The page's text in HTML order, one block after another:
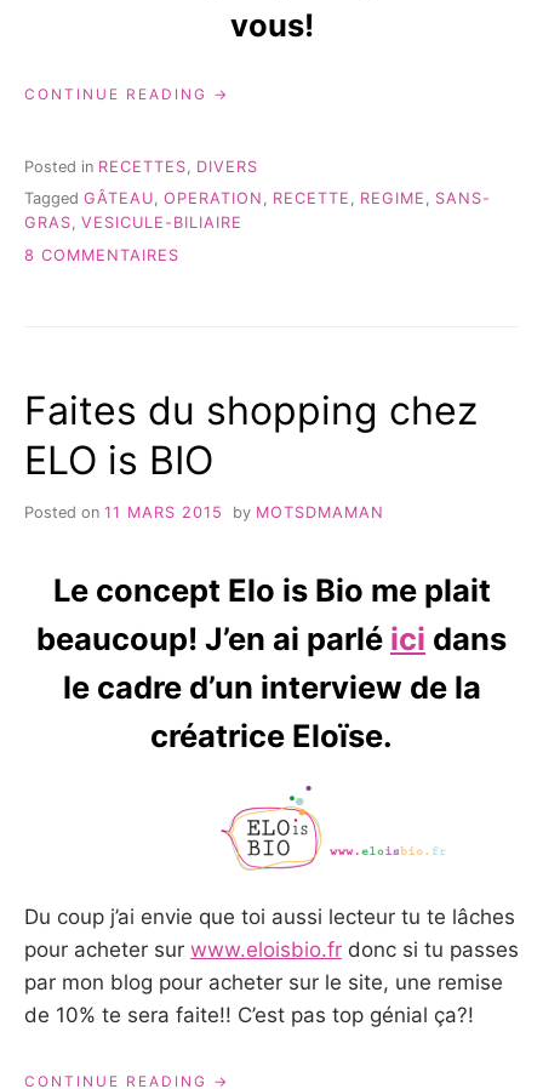
vous!
CONTINUE READING « MES
À
VANILLE
SANS
Posted in RECETTES, DIVERS
Tagged GÂTEAU, OPERATION , RECETTE , REGIME , SANS-
GRAS, VESICULE-BILIAIRE
8 COMMENTAIRES
VANILLE
SANS
GRAS:
RECETTE!!
Faites du shopping chez
ELO is BIO
Posted on 11 MARS 2015 by MOTSDMAMAN
Le concept Elo is Bio me plait
beaucoup! J’en ai parlé ici dans
le cadre d’un interview de la
créatrice Eloïse.
Du coup j’ai envie que toi aussi lecteur tu te lâches
pour acheter sur www.eloisbio.fr donc si tu passes
par mon blog pour acheter sur le site, une remise
de 10% te sera faite!! C’est pas top génial ça?!
CONTINUE READING « FAITES